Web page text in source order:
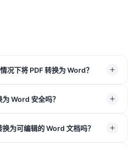
况下将 PDF 转换为 Word？
在线 PDF 转 Word 工具，即
帮助你获得一个版式清晰、接近原
Word 安全吗？
SSL 加密技术保护你的文件数据。
为可编辑的 Word 文档吗？